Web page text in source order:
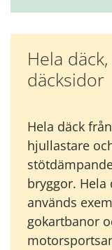
Hela
däcksidor
Hela däck
hjullastare
bryggor.
används
gokartbanor